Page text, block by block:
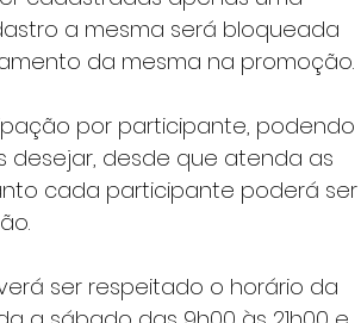
a mesma será bloqueada
da mesma na promoção.
desde que atenda as
cada participante poderá ser